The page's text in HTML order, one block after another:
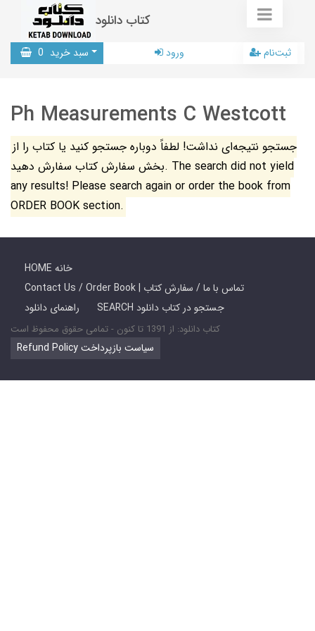
کتاب دانلود
سبد خرید 0 ورود ثبت‌نام
Ph Measurements C Westcott
جستجو نتیجه‌ای نداشت! لطفاً دوباره جستجو کنید یا کتاب را از
بخش سفارش کتاب سفارش دهید. The search did not yield
any results! Please search again or order the book from
ORDER BOOK section.
HOME خانه
Contact Us / Order Book | تماس با ما / سفارش کتاب
راهنمای دانلود
SEARCH جستجو در کتاب دانلود
کتاب دانلود: از 1391 تا کنون - تمامی حقوق محفوظ است
Refund Policy سیاست بازپرداخت